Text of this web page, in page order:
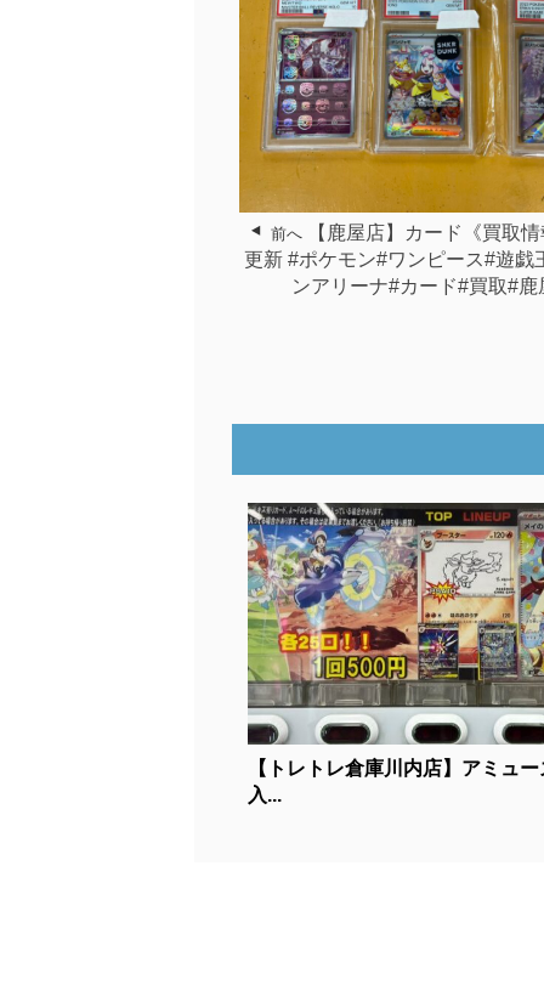
前へ
【鹿屋店】カード《買取
更新 #ポケモン#ワンピース#遊戯
ンアリーナ#カード#買取#鹿
【トレトレ倉庫川内店】アミュ
入...